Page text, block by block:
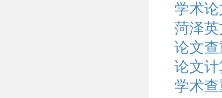
学术
菏泽
论文
论文
学术